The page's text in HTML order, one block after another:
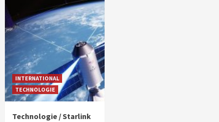
INTERNATIONAL
TECHNOLOGIE
Technologie / Starlink